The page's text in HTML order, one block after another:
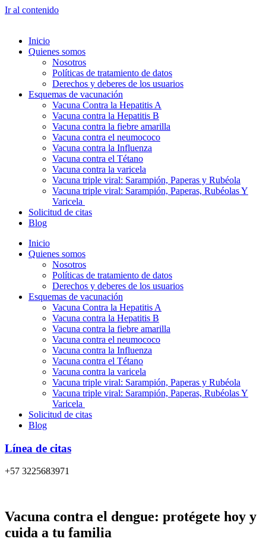
Ir al contenido
Inicio
Quienes somos
Nosotros
Políticas de tratamiento de datos
Derechos y deberes de los usuarios
Esquemas de vacunación
Vacuna Contra la Hepatitis A
Vacuna contra la Hepatitis B
Vacuna contra la fiebre amarilla
Vacuna contra el neumococo
Vacuna contra la Influenza
Vacuna contra el Tétano
Vacuna contra la varicela
Vacuna triple viral: Sarampión, Paperas y Rubéola
Vacuna triple viral: Sarampión, Paperas, Rubéolas Y
Varicela
Solicitud de citas
Blog
Inicio
Quienes somos
Nosotros
Políticas de tratamiento de datos
Derechos y deberes de los usuarios
Esquemas de vacunación
Vacuna Contra la Hepatitis A
Vacuna contra la Hepatitis B
Vacuna contra la fiebre amarilla
Vacuna contra el neumococo
Vacuna contra la Influenza
Vacuna contra el Tétano
Vacuna contra la varicela
Vacuna triple viral: Sarampión, Paperas y Rubéola
Vacuna triple viral: Sarampión, Paperas, Rubéolas Y
Varicela
Solicitud de citas
Blog
Línea de citas
+57 3225683971
Vacuna contra el dengue: protégete hoy y
cuida a tu familia